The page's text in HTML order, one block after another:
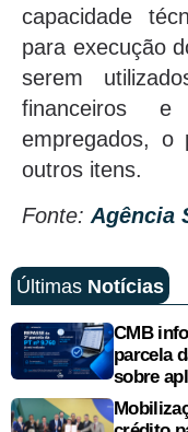
capacidade
para execução
serem
financeiros
empregados, o
outros itens.
Fonte:Agência
Últimas Notícias
CMB
parcela
sobre